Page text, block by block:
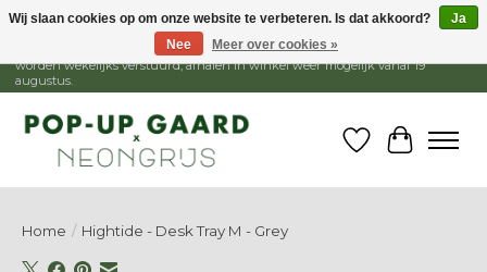
1 - 15 augustus is de winkel gesloten, webshop blijft open. Bestellingen
worden wekelijks verstuurd, afhalen in winkel weer mogelijk vanaf 19
augustus.
Verlanglijst
Home / Hightide - Desk Tray M - Grey
Wij slaan cookies op om onze website te verbeteren. Is dat akkoord?
Ja
Nee
Meer over cookies »